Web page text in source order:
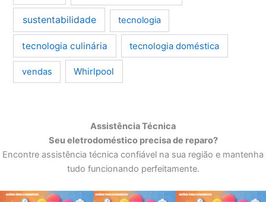
sustentabilidade tecnologia
tecnologia culinária tecnologia doméstica
vendas Whirlpool
Assistência Técnica
Seu eletrodoméstico precisa de reparo?
Encontre assistência técnica confiável na sua região e mantenha
tudo funcionando perfeitamente.